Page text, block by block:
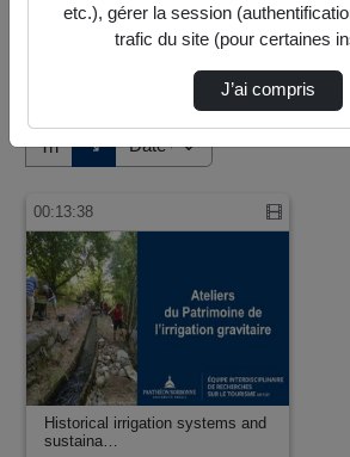
Tri ↘
00:13:38
Historical irrigation systems and
sustaina…
etc.), gérer la session
trafic du site (pour certaines
J’ai compris